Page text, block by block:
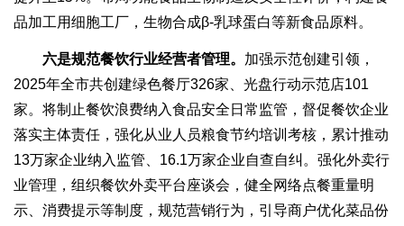
品加工用细胞工厂，生物合成β-乳球蛋白等新食品原料。
六是规范餐饮行业经营者管理。 加强示范创建引领，
2025年全市共创建绿色餐厅326家、光盘行动示范店101
家。将制止餐饮浪费纳入食品安全日常监管，督促餐饮企业
落实主体责任，强化从业人员粮食节约培训考核，累计推动
13万家企业纳入监管、16.1万家企业自查自纠。强化外卖行
业管理，组织餐饮外卖平台座谈会，健全网络点餐重量明
示、消费提示等制度，规范营销行为，引导商户优化菜品份